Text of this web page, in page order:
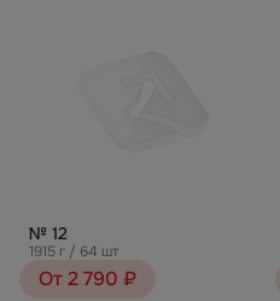
№ 12
1915 г / 64 шт
От 2 790 ₽